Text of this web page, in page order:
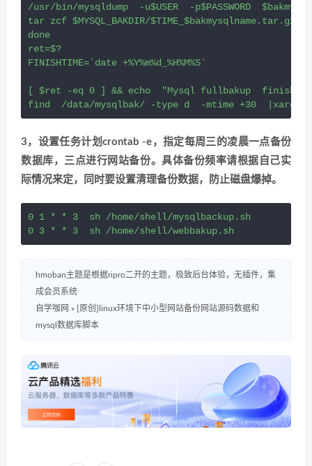
/usr/bin/mysqldump  -u$USER  -p$PASSWORD
tar zcf $MYSQL_BAKDIR/
done
ret=$?
FINISHTIME=`date +%Y%m%d_%H%M%S`
[ $ret -eq 0 ] && echo  "Mysql fullbakup  finished,
3，设置任务计划crontab -e，指定每周三的凌晨一点备份
数据库，三点进行网站备份。具体备份频率请根据自己实
际情况来定，同时要设置清理备份数据，防止磁盘爆掉。
0 1 * * 3  sh /home/shell/mysqlbackup.sh
hmoban主题是根据ripro二开的主题，极致后台体验，无插件，集
成会员系统
自学咖网 » [原创]linux环境下中小型网站备份网站源码数据和
mysql数据库脚本